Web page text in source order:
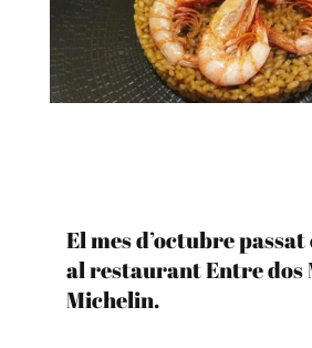
El mes d’octubre
al restaurant Entre dos
Michelin.